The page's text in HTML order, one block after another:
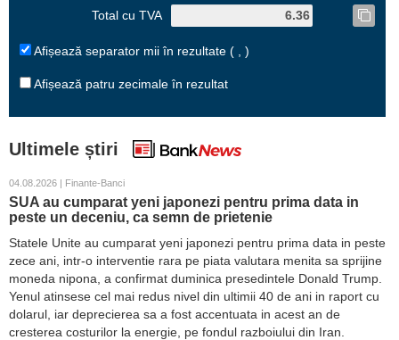
Total cu TVA
Afișează separator mii în rezultate ( , )
Afișează patru zecimale în rezultat
Ultimele știri
04.08.2026 | Finante-Banci
SUA au cumparat yeni japonezi pentru prima data in
peste un deceniu, ca semn de prietenie
Statele Unite au cumparat yeni japonezi pentru prima data in peste
zece ani, intr-o interventie rara pe piata valutara menita sa sprijine
moneda nipona, a confirmat duminica presedintele Donald Trump.
Yenul atinsese cel mai redus nivel din ultimii 40 de ani in raport cu
dolarul, iar deprecierea sa a fost accentuata in acest an de
cresterea costurilor la energie, pe fondul razboiului din Iran.